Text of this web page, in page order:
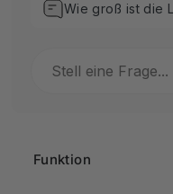
Wie groß ist die
Funktion